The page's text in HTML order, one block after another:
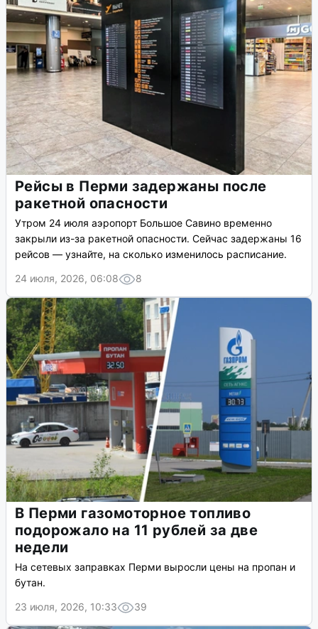
Рейсы в Перми задержаны после
ракетной опасности
Утром 24 июля аэропорт Большое Савино временно
закрыли из-за ракетной опасности. Сейчас задержаны 16
рейсов — узнайте, на сколько изменилось расписание.
24 июля, 2026, 06:08
8
В Перми газомоторное топливо
подорожало на 11 рублей за две
недели
На сетевых заправках Перми выросли цены на пропан и
бутан.
23 июля, 2026, 10:33
39